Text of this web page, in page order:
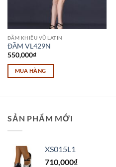
ĐẦM KHIÊU VŨ LATIN
ĐẦM VL429N
550,000₫
MUA HÀNG
SẢN PHẨM MỚI
XS015L1
710,000₫